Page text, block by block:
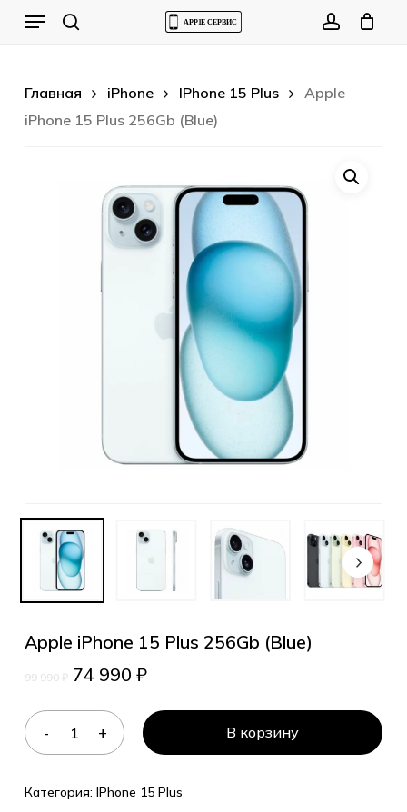
Menu
Главная iPhone IPhone 15 Plus
Apple
iPhone 15 Plus 256Gb (Blue)
Apple iPhone 15 Plus 256Gb (Blue)
99 990₽ 74 990 ₽
В корзину
Категория: IPhone 15 Plus